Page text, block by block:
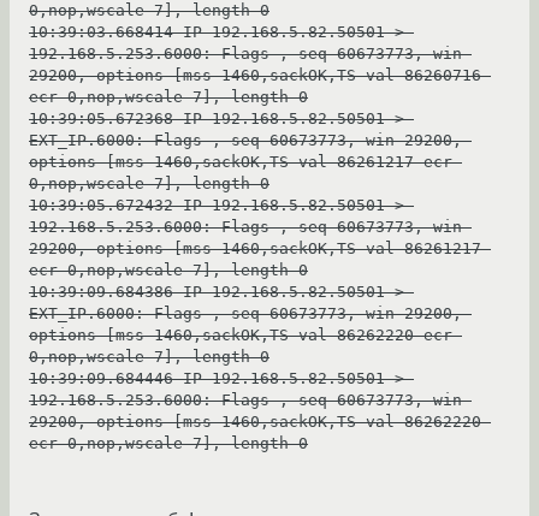
0,nop,wscale 7], length 0
10:39:03.668414 IP 192.168.5.82.50501 >
192.168.5.253.6000: Flags , seq 60673773, win
29200, options [mss 1460,sackOK,TS val 86260716
ecr 0,nop,wscale 7], length 0
10:39:05.672368 IP 192.168.5.82.50501 >
EXT_IP.6000: Flags , seq 60673773, win 29200,
options [mss 1460,sackOK,TS val 86261217 ecr
0,nop,wscale 7], length 0
10:39:05.672432 IP 192.168.5.82.50501 >
192.168.5.253.6000: Flags , seq 60673773, win
29200, options [mss 1460,sackOK,TS val 86261217
ecr 0,nop,wscale 7], length 0
10:39:09.684386 IP 192.168.5.82.50501 >
EXT_IP.6000: Flags , seq 60673773, win 29200,
options [mss 1460,sackOK,TS val 86262220 ecr
0,nop,wscale 7], length 0
10:39:09.684446 IP 192.168.5.82.50501 >
192.168.5.253.6000: Flags , seq 60673773, win
29200, options [mss 1460,sackOK,TS val 86262220
ecr 0,nop,wscale 7], length 0